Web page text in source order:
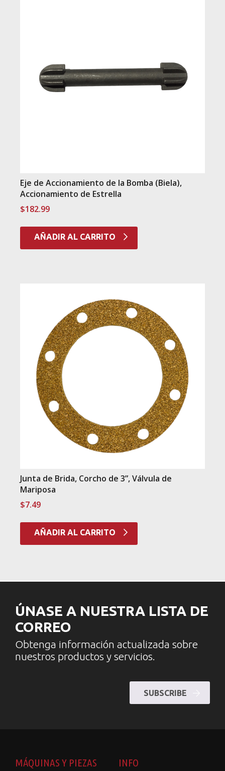
Eje de Accionamiento de la Bomba (Biela),
Accionamiento de Estrella
$182.99
AÑADIR AL CARRITO
Junta de Brida, Corcho de 3”, Válvula de
Mariposa
$7.49
AÑADIR AL CARRITO
ÚNASE A NUESTRA LISTA DE
CORREO
Obtenga información actualizada sobre
nuestros productos y servicios.
SUBSCRIBE
MÁQUINAS Y PIEZAS INFO